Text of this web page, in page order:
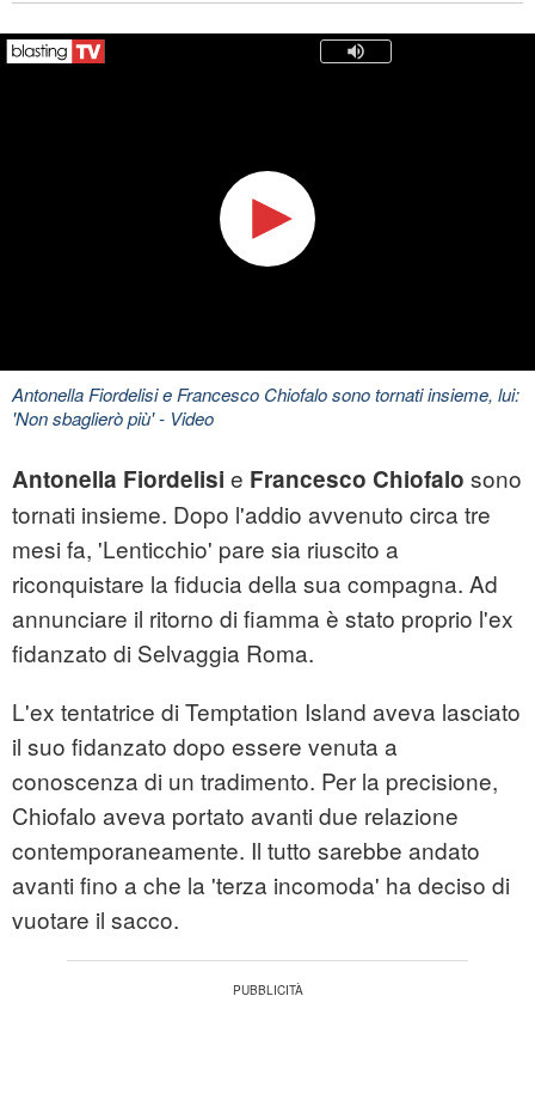
Antonella Fiordelisi e Francesco Chiofalo sono tornati insieme, lui:
'Non sbaglierò più'- Video
Antonella Fiordelisi e Francesco Chiofalo sono
tornati insieme. Dopo l'addio avvenuto circa tre
mesi fa, 'Lenticchio' pare sia riuscito a
riconquistare la fiducia della sua compagna. Ad
annunciare il ritorno di fiamma è stato proprio l'ex
fidanzato di Selvaggia Roma.
L'ex tentatrice di Temptation Island aveva lasciato
il suo fidanzato dopo essere venuta a
conoscenza di un tradimento. Per la precisione,
Chiofalo aveva portato avanti due relazione
contemporaneamente. Il tutto sarebbe andato
avanti fino a che la 'terza incomoda' ha deciso di
vuotare il sacco.